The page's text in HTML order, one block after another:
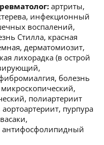
артриты,
инфекционный
воспалений,
Стилла, красная
дерматомиозит,
лихорадка (в острой
болезнь
микроскопический,
полиартериит
пурпура
антифосфолипидный